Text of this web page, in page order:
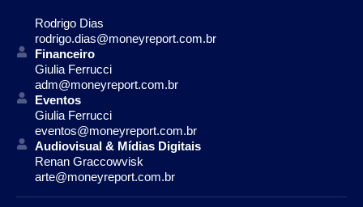
Rodrigo Dias
rodrigo.dias@moneyreport.com.br
Financeiro
Giulia Ferrucci
adm@moneyreport.com.br
Eventos
Giulia Ferrucci
eventos@moneyreport.com.br
Audiovisual & Mídias Digitais
Renan Graccowvisk
arte@moneyreport.com.br